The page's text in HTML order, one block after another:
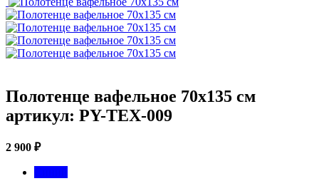
Полотенце вафельное 70х135 см
артикул: PY-TEX-009
2 900 ₽